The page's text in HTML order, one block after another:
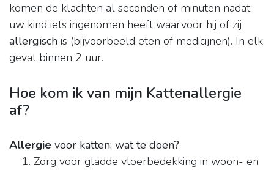
komen de klachten al seconden of minuten nadat
uw kind iets ingenomen heeft waarvoor hij of zij
allergisch is (bijvoorbeeld eten of medicijnen). In elk
geval binnen 2 uur.
Hoe kom ik van mijn Kattenallergie
af?
Allergie voor katten: wat te doen?
Zorg voor gladde vloerbedekking in woon- en